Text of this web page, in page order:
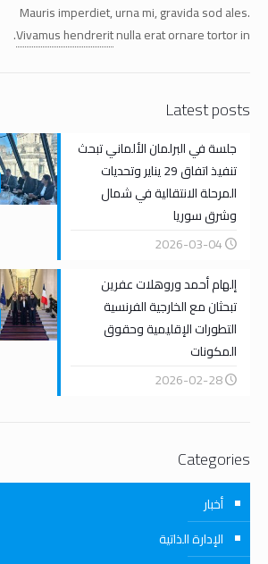
Mauris imperdiet, urna mi, gravida sod ales.
Vivamus hendreritnulla erat ornare tortor in.
Latest posts
جلسة في البرلمان الألماني تبحث
تنفيذ اتفاق 29 يناير وتحديات
المرحلة الانتقالية في شمال
وشرق سوريا
2026-03-04
إلهام أحمد وروهلات عفرين
تبحثان مع الخارجية الفرنسية
التطورات الإقليمية وحقوق
المكونات
2026-02-28
Categories
أخبار
الإدارة الذاتية